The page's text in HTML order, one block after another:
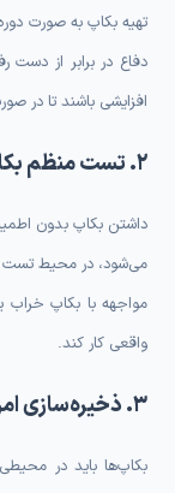
تهیه بکاپ به صورت
دفاع در برابر از دست
افزایشی باشند تا در صورت
داشتن بکاپ بدون
می‌شود، در محیط تست
مواجهه با بکاپ خراب
واقعی کار کند.
بکاپ‌ها باید در محیطی